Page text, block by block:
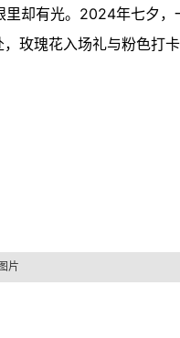
里却有光。2024年七夕
玫瑰花入场礼与粉色打
片